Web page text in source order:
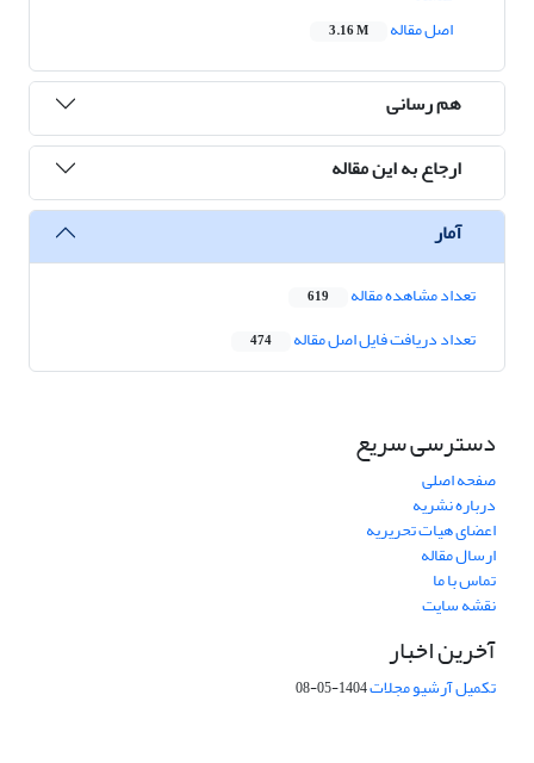
اصل مقاله
3.16 M
هم رسانی
ارجاع به این مقاله
آمار
تعداد مشاهده مقاله 619
تعداد دریافت فایل اصل مقاله 474
دسترسی سریع
صفحه اصلی
درباره نشریه
اعضای هیات تحریریه
ارسال مقاله
تماس با ما
نقشه سایت
آخرین اخبار
تکمیل آرشیو مجلات1404-05-08